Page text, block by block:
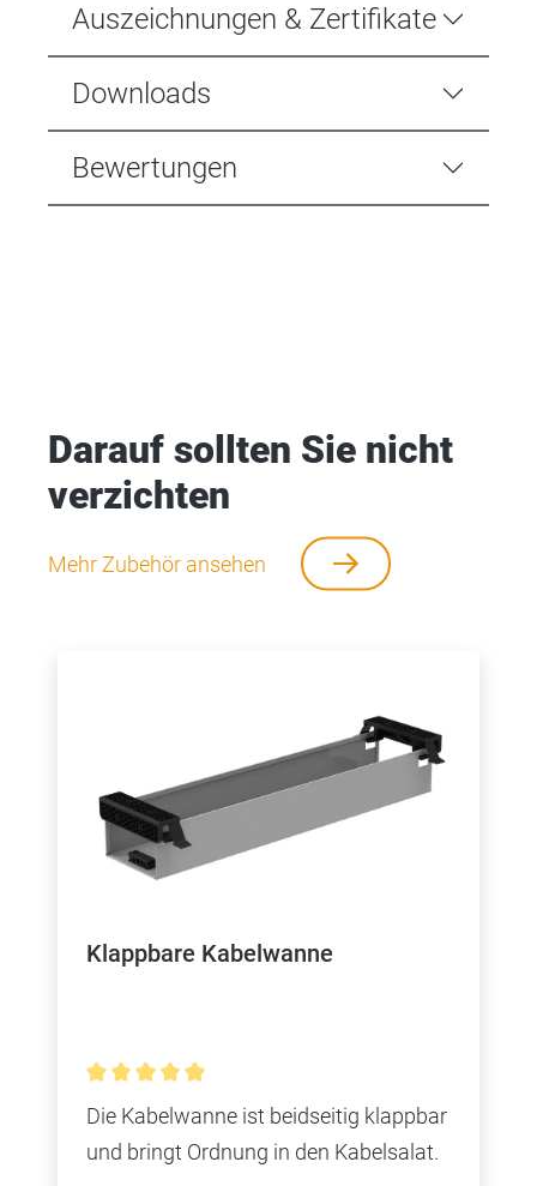
Auszeichnungen & Zertifikate
Downloads
Bewertungen
Darauf sollten Sie nicht
verzichten
Mehr Zubehör ansehen
Klappbare Kabelwanne
Durchschnittliche Bewertung von 4.9 von 5
Die Kabelwanne ist beidseitig klappbar
und bringt Ordnung in den Kabelsalat.